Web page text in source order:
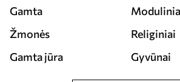
Gamta
Žmonės
Religiniai
Gamta jūra
Gyvūnai